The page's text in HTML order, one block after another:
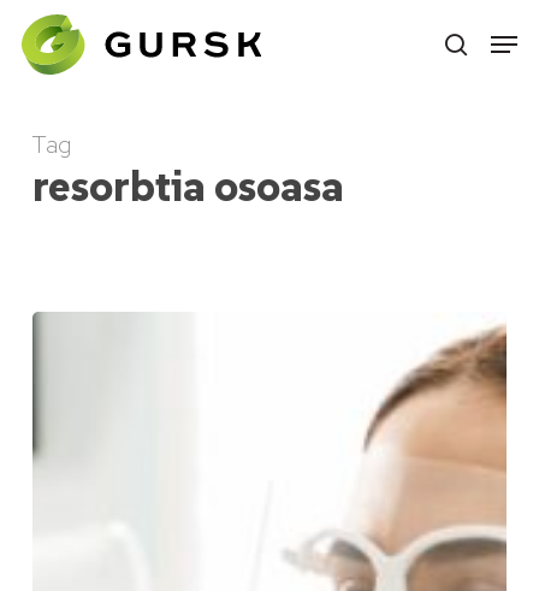
Tag
resorbtia osoasa